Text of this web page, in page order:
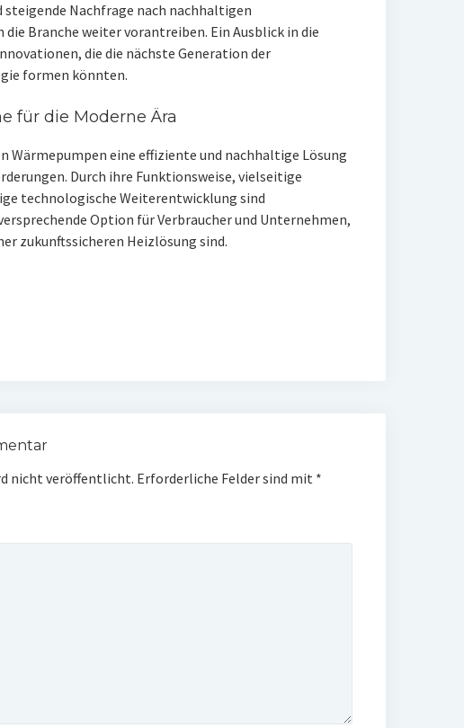
steigende Nachfrage nach nachhaltigen
die Branche weiter vorantreiben. Ein Ausblick in die
die die nächste Generation der
formen könnten.
für die Moderne Ära
Wärmepumpen eine effiziente und nachhaltige Lösung
Durch ihre Funktionsweise, vielseitige
technologische Weiterentwicklung sind
Option für Verbraucher und Unternehmen,
zukunftssicheren Heizlösung sind.
nicht veröffentlicht. Erforderliche Felder sind mit *